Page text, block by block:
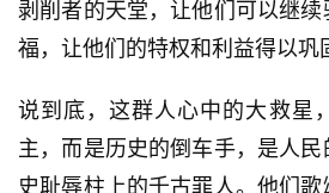
剥削者的天堂，让他们可以继
福，让他们的特权和利益得以巩
说到底，这群人心中的大救星
主，而是历史的倒车手，是人
史耻辱柱上的千古罪人。他们